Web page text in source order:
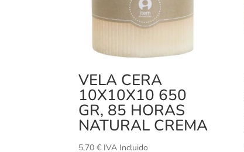
VELA CERA
10X10X10 650
GR, 85 HORAS
NATURAL CREMA
5,70€ IVA Incluido